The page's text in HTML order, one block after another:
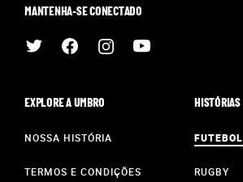
MANTENHA-SE CONECTADO
EXPLORE A UMBRO
NOSSA HISTÓRIA
TERMOS E CONDIÇÕES
HISTÓRIAS
FUTEBOL
RUGBY